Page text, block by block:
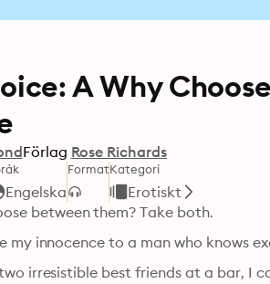
A Why
Förlag Rose Richards
Engelska
FormatKategori
Erotiskt
between them? Take both.
innocence to a man who knows
irresistible best friends at a bar, I